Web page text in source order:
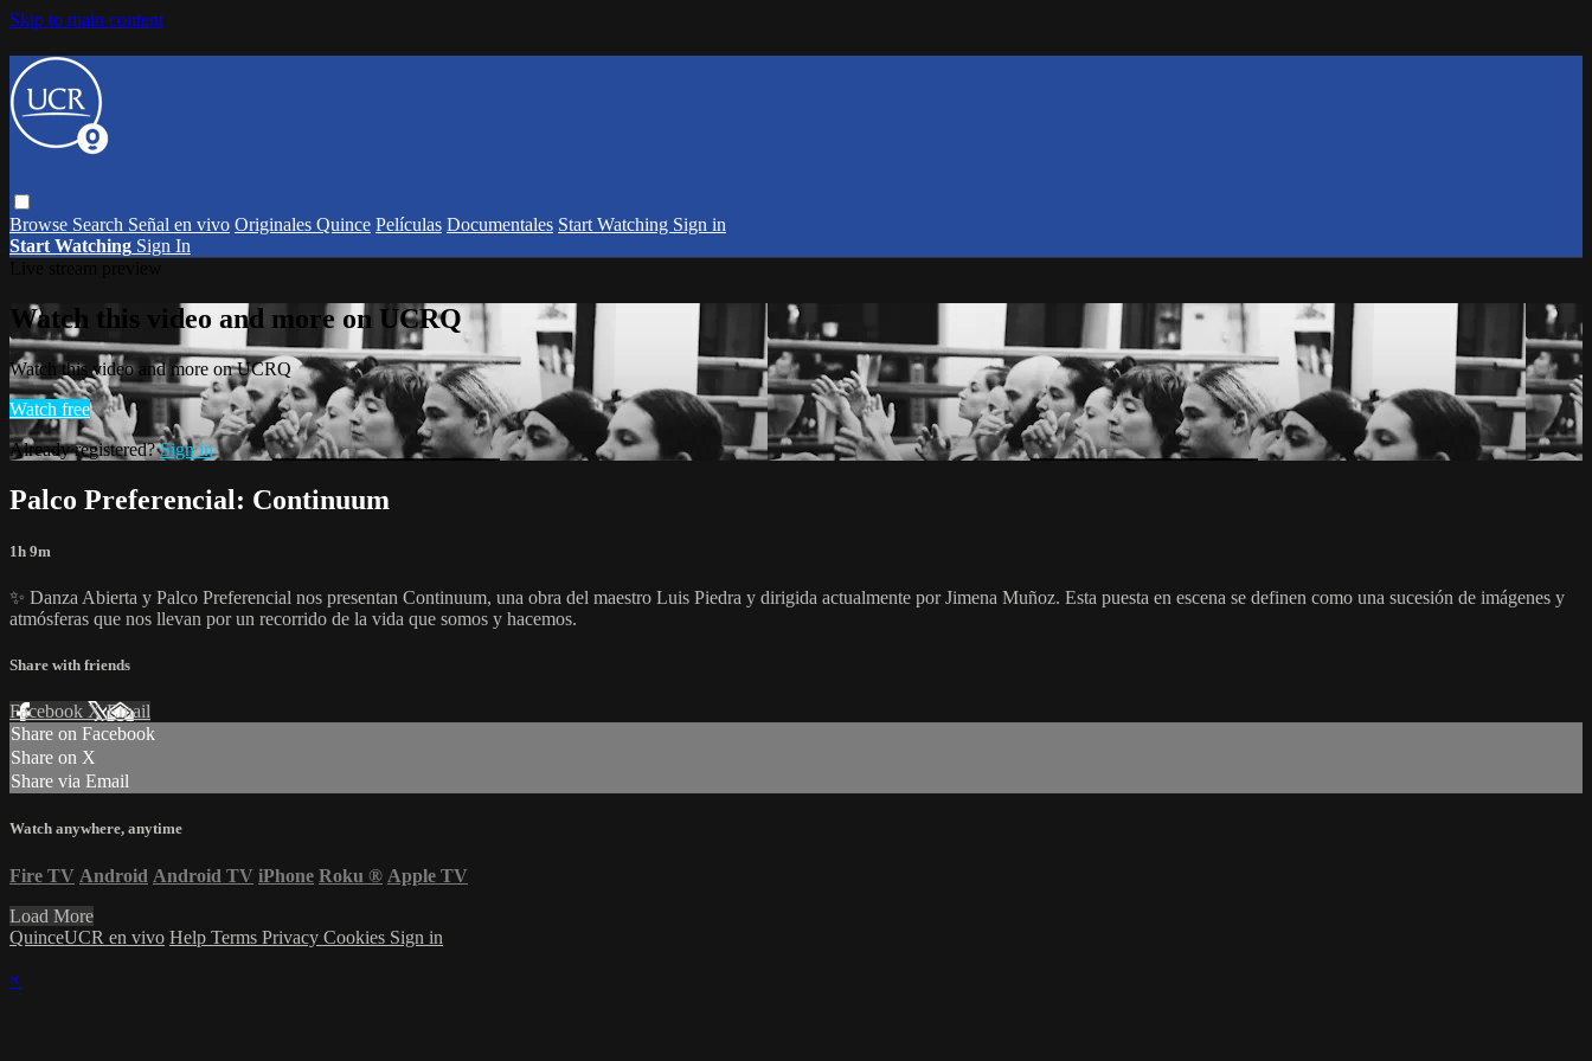
Skip to main content
Browse Search Señal en vivo Originales Quince Películas Documentales Start Watching Sign in
Start Watching Sign In
Watch this video and more on UCRQ
Watch this video and more on UCRQ
Watch free
Already registered?Sign in
Palco Preferencial: Continuum
1h 9m
✨ Danza Abierta y Palco Preferencial nos presentan Continuum, una obra del maestro Luis Piedra y dirigida actualmente por Jimena Muñoz. Esta puesta en escena se definen como una sucesión de imágenes y
atmósferas que nos llevan por un recorrido de la vida que somos y hacemos.
Share with friends
Facebook XEmail
Share on Facebook
Share on X
Share via Email
Watch anywhere, anytime
Fire TV Android Android TV iPhone Roku ® Apple TV
Load More
QuinceUCR en vivo Help Terms Privacy Cookies Sign in
×